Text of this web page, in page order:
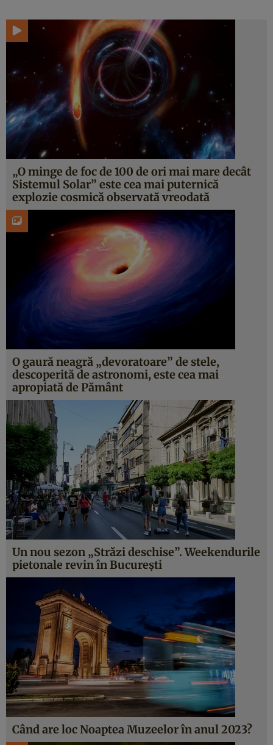
„O minge de foc de 100 de ori mai mare decât
Sistemul Solar” este cea mai puternică
explozie cosmică observată vreodată
O gaură neagră „devoratoare” de stele,
descoperită de astronomi, este cea mai
apropiată de Pământ
Un nou sezon „Străzi deschise”. Weekendurile
pietonale revin în Bucureşti
Când are loc Noaptea Muzeelor în anul 2023?